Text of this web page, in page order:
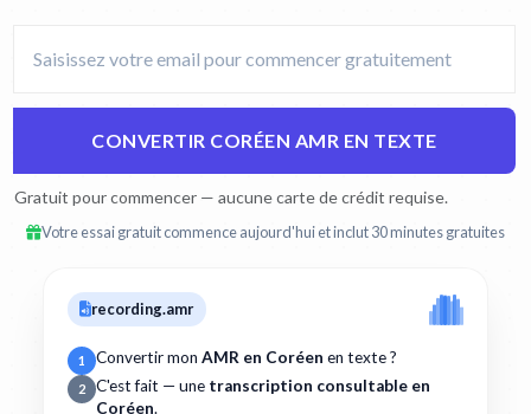
CONVERTIR CORÉEN AMR EN TEXTE
Gratuit pour commencer — aucune carte de crédit requise.
Votre essai gratuit commence aujourd'hui et inclut 30 minutes gratuites
recording.amr
1 Convertir mon AMR en Coréen en texte ?
2 C'est fait — une transcription consultable en
Coréen.